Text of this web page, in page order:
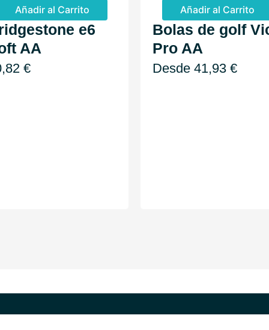
Añadir al Carrito
e6
AA
€
Añadir al Carrito
Bolas de golf
Pro AA
Desde 41,93 €